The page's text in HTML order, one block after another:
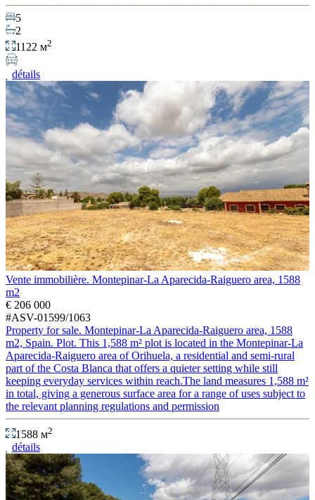
5
2
1122 м2
détails
Vente immobilière. Montepinar-La Aparecida-Raiguero area, 1588
m2
€ 206 000
#ASV-01599/1063
Property for sale. Montepinar-La Aparecida-Raiguero area, 1588
m2, Spain. Plot. This 1,588 m² plot is located in the Montepinar-La
Aparecida-Raiguero area of Orihuela, a residential and semi-rural
part of the Costa Blanca that offers a quieter setting while still
keeping everyday services within reach.The land measures 1,588 m²
in total, giving a generous surface area for a range of uses subject to
the relevant planning regulations and permission
1588 м2
détails